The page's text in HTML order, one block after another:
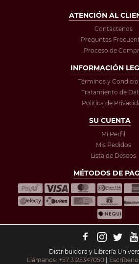
ATENCIÓN AL
Contáctenos
Preguntas
Proceso de
INFORMACIÓN
Términos y
Tratamiento de
Política de
SU CUENTA
Mi Perfil
Mis Pedidos
Lista de Deseos
MÉTODOS DE
Distribuidora y Librería
Llámanos: +57 3125347050 |